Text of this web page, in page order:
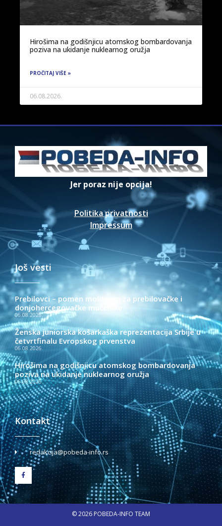
Hirošima na godišnjicu atomskog bombardovanja
poziva na ukidanje nuklearnog oružja
PROČITAJ VIŠE »
06.08.2026.
Jer poraz nije opcija!
Politika privatnosti
Impressum
Još vesti
Prebilovci – pomen molitvom za prebilovačke i
donjohercegovačke mučenike
06.08.2026.
Ženska juniorska košarkaška reprezentacija Srbije u
četvrtfinalu Evropskog prvenstva
06.08.2026.
Hirošima na godišnjicu atomskog bombardovanja
poziva na ukidanje nuklearnog oružja
06.08.2026.
Kontakt
redakcija@pobeda-info.rs
© 2026 POBEDA-INFO TEAM